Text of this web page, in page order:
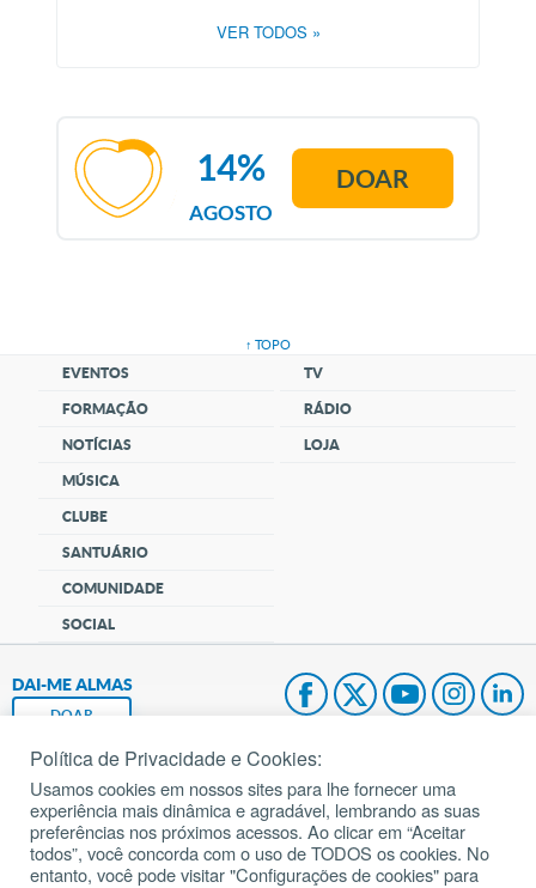
VER TODOS »
AGOSTO
14% DOAR
↑ TOPO
EVENTOS
FORMAÇÃO
NOTÍCIAS
MÚSICA
CLUBE
SANTUÁRIO
COMUNIDADE
SOCIAL
TV
RÁDIO
LOJA
DAI-ME ALMAS
DOAR
Fundação João Paulo II
Pedido de Oração
Mapa do site
Política de Privacidade e Cookies:
Usamos cookies em nossos sites para lhe fornecer uma
experiência mais dinâmica e agradável, lembrando as suas
preferências nos próximos acessos. Ao clicar em “Aceitar
todos”, você concorda com o uso de TODOS os cookies. No
entanto, você pode visitar "Configurações de cookies" para